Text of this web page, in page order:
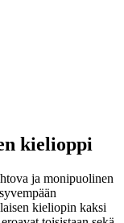
kielioppi
ja monipuolinen
kieliopin kaksi